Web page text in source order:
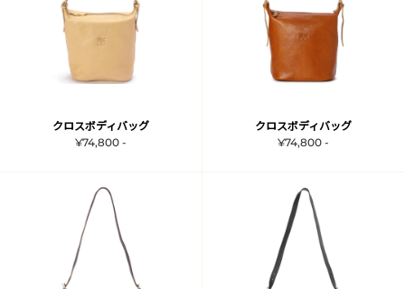
クロスボディバッグ
¥74,800 -
クロスボディバッグ
¥74,800 -